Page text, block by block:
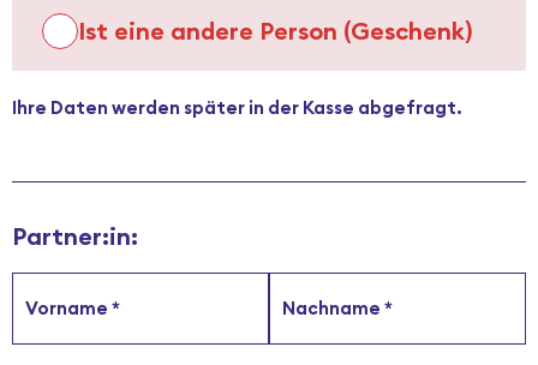
Ist eine andere Person (Geschenk)
Ihre Daten werden später in der Kasse abgefragt.
Partner:in:
Vorname * Nachname *